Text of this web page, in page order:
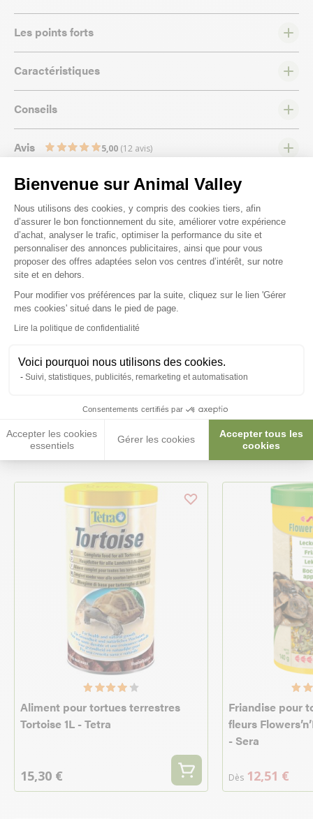
Bienvenue sur Animal Valley
Plateforme de Gestion du
Nous utilisons des cookies, y compris des cookies tiers, afin
d’assurer le bon fonctionnement du site, améliorer votre expérience
d’achat, analyser le trafic, optimiser la performance du site et
personnaliser des annonces publicitaires, ainsi que pour vous
proposer des offres adaptées selon vos centres d’intérêt, sur notre
site et en dehors.
Pour modifier vos préférences par la suite, cliquez sur le lien 'Gérer
mes cookies' situé dans le pied de page.
Lire la politique de confidentialité
Voici pourquoi nous utilisons des cookies.
Suivi, statistiques, publicités, remarketing et automatisation
Consentements certifiés par
Accepter les cookies
essentiels
Gérer les cookies
Accepter tous les
cookies
Axeptio consent
Les points forts
Caractéristiques
Conseils
Avis 5,00 (12 avis)
Nous répondons à toutes vos
questions ;)
Posez-nous vos questions
Ces produits peuvent vous
intéresser
Aliment pour tortues terrestres
Tortoise 1L - Tetra
15,30 €
Friandise pour
fleurs
- Sera
Dès 12,51 €